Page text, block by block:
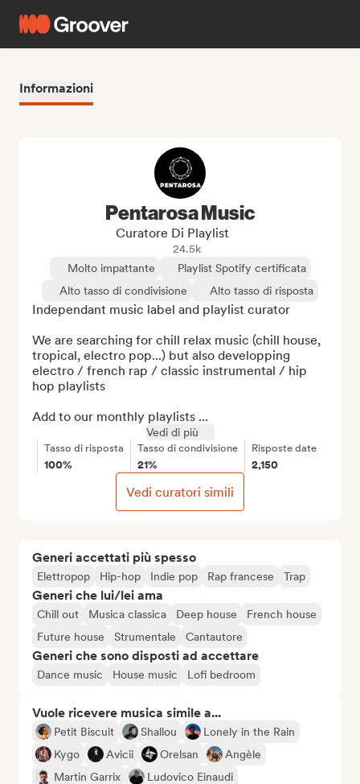
Informazioni
Generi accettati più spesso
Elettropop Hip-hop Indie pop Rap francese Trap
Generi che lui/lei ama
Chill out Musica classica Deep house
French house
Future house
Strumentale Cantautore
Generi che sono disposti ad accettare
Dance music House music Lofi bedroom
Vuole ricevere musica simile a...
Petit Biscuit Shallou
Lonely in the Rain
Kygo
Avicii Orelsan
Angèle
Martin Garrix
Ludovico Einaudi
Pentarosa Music
Curatore Di Playlist
24.5k
Molto impattante
Playlist Spotify certificata
Alto tasso di condivisione
Alto tasso di risposta
Independant music label and playlist curator
We are searching for chill relax music (chill house,
tropical, electro pop...) but also developping
electro / french rap / classic instrumental / hip
hop playlists
Add to our monthly playlists ...
Vedi di più
Tasso di risposta
100%
Tasso di condivisione
21%
Risposte date
2,150
Vedi curatori simili